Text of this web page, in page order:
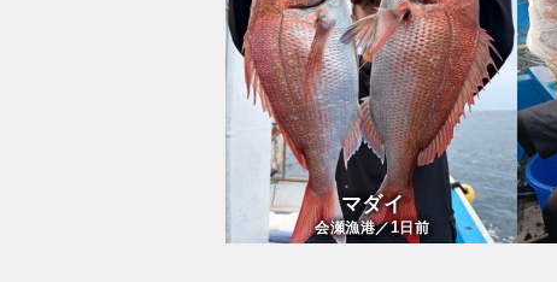
マダイ
会瀬漁港／1日前